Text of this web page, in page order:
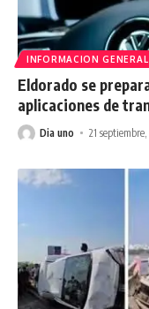
INFORMACION GENERAL
Eldorado se
aplicaciones de
Dia uno 21